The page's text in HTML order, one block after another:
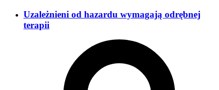
Uzależnieni od hazardu wymagają odrębnej
terapii